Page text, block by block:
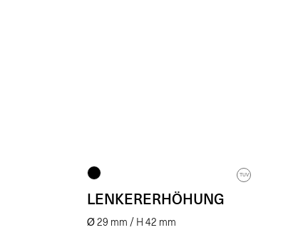
TUV
LENKERERHÖHUNG
Ø 29 mm / H 42 mm